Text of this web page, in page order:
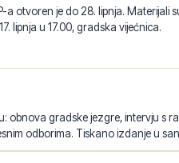
a otvoren je do 28. lipnja. Materijali
lipnja u 17.00, gradska vijećnica.
obnova gradske jezgre, intervju s
odborima. Tiskano izdanje u
2026.